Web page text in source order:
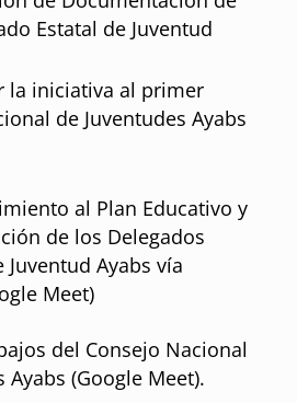
Estatal de Juventud
la iniciativa al primer
de Juventudes Ayabs
al Plan Educativo y
de los Delegados
Juventud Ayabs vía
Meet)
del Consejo Nacional
Ayabs (Google Meet).